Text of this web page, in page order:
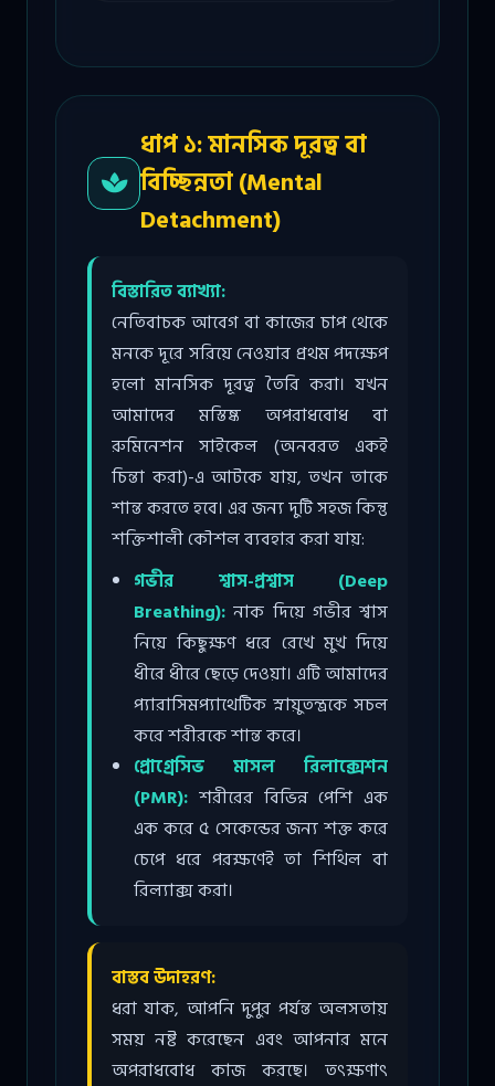
ধাপ ১: মানসিক দূরত্ব বা
বিচ্ছিন্নতা (Mental
Detachment)
বিস্তারিত ব্যাখ্যা:
নেতিবাচক আবেগ বা কাজের চাপ থেকে
মনকে দূরে সরিয়ে নেওয়ার প্রথম পদক্ষেপ
হলো মানসিক দূরত্ব তৈরি করা। যখন
আমাদের মস্তিষ্ক অপরাধবোধ বা
রুমিনেশন সাইকেল (অনবরত একই
চিন্তা করা)-এ আটকে যায়, তখন তাকে
শান্ত করতে হবে। এর জন্য দুটি সহজ কিন্তু
শক্তিশালী কৌশল ব্যবহার করা যায়:
গভীর শ্বাস-প্রশ্বাস (Deep
Breathing): নাক দিয়ে গভীর শ্বাস
নিয়ে কিছুক্ষণ ধরে রেখে মুখ দিয়ে
ধীরে ধীরে ছেড়ে দেওয়া। এটি আমাদের
প্যারাসিমপ্যাথেটিক স্নায়ুতন্ত্রকে সচল
করে শরীরকে শান্ত করে।
প্রোগ্রেসিভ মাসল রিলাক্সেশন
(PMR): শরীরের বিভিন্ন পেশি এক
এক করে ৫ সেকেন্ডের জন্য শক্ত করে
চেপে ধরে পরক্ষণেই তা শিথিল বা
রিল্যাক্স করা।
বাস্তব উদাহরণ:
ধরা যাক, আপনি দুপুর পর্যন্ত অলসতায়
সময় নষ্ট করেছেন এবং আপনার মনে
অপরাধবোধ কাজ করছে। তৎক্ষণাৎ